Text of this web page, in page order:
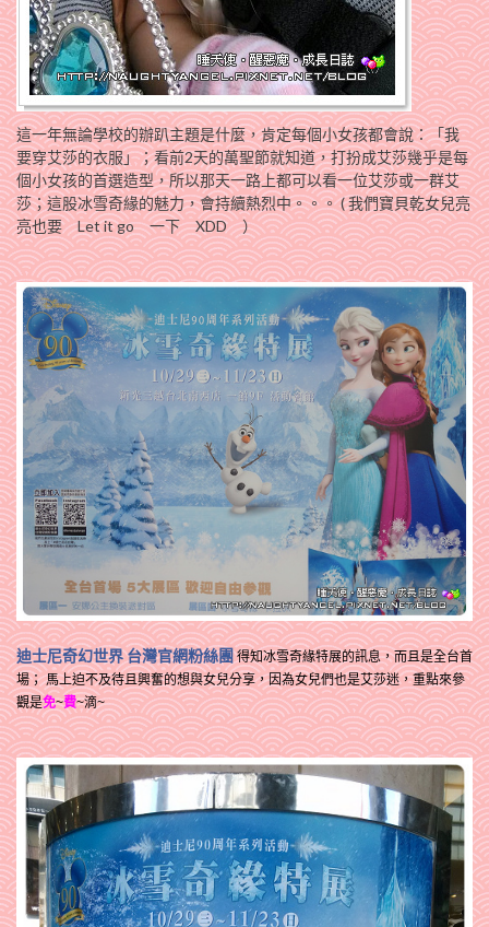
這一年無論學校的辦趴主題是什麼，肯定每個小女孩都會說：「我
要穿艾莎的衣服」；看前2天的萬聖節就知道，打扮成艾莎幾乎是每
個小女孩的首選造型，所以那天一路上都可以看一位艾莎或一群艾
莎；這股冰雪奇緣的魅力，會持續熱烈中。。。 ( 我們寶貝乾女兒亮
亮也要 Let it go 一下 XDD ）
迪士尼奇幻世界 台灣官網粉絲團 得知冰雪奇緣特展的訊息，而且是全台首
場；馬上迫不及待且興奮的想與女兒分享，因為女兒們也是艾莎迷，重點來參
觀是免~費~滴~